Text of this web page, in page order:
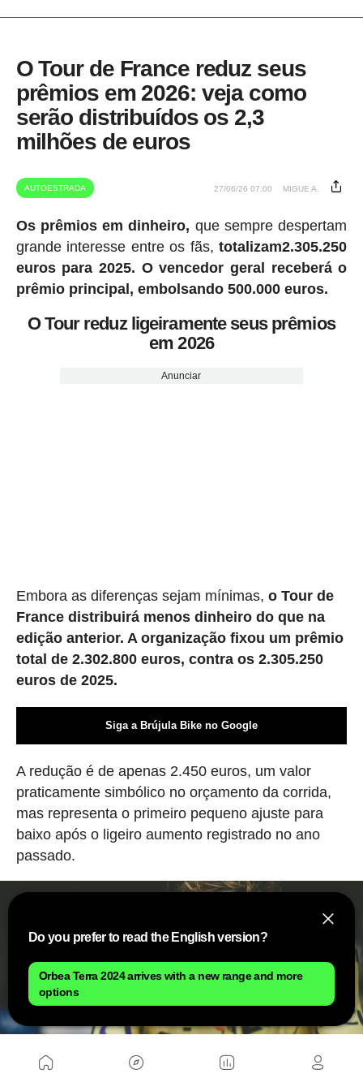
O Tour de France reduz seus
prêmios em 2026: veja como
serão distribuídos os 2,3
milhões de euros
AUTOESTRADA 27/06/26 07:00 MIGUE A.
Os prêmios em dinheiro, que sempre despertam
grande interesse entre os fãs,totalizam2.305.250
euros para 2025. O vencedor geral receberá o
prêmio principal, embolsando 500.000 euros.
O Tour reduz ligeiramente seus prêmios
em 2026
Anunciar
Embora as diferenças sejam mínimas, o Tour de
France distribuirá menos dinheiro do que na
edição anterior. A organização fixou um prêmio
total de 2.302.800 euros, contra os 2.305.250
euros de 2025.
Siga a Brújula Bike no Google
A redução é de apenas 2.450 euros, um valor
praticamente simbólico no orçamento da corrida,
mas representa o primeiro pequeno ajuste para
baixo após o ligeiro aumento registrado no ano
passado.
Do you prefer to read the English version?
Orbea Terra 2024 arrives with a new range and more
options